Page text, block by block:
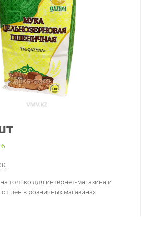
6
только для интернет-магазина и
цен в розничных магазинах